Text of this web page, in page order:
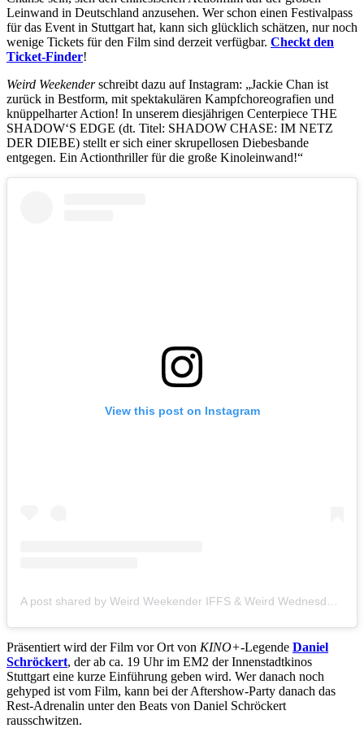
Leinwand in Deutschland anzusehen. Wer schon einen Festivalpass
für das Event in Stuttgart hat, kann sich glücklich schätzen, nur noch
wenige Tickets für den Film sind derzeit verfügbar. Checkt den
Ticket-Finder!
Weird Weekenderschreibt dazu auf Instagram: „Jackie Chan ist
zurück in Bestform, mit spektakulären Kampfchoreografien und
knüppelharter Action! In unserem diesjährigen Centerpiece THE
SHADOW‘S EDGE (dt. Titel: SHADOW CHASE: IM NETZ
DER DIEBE) stellt er sich einer skrupellosen Diebesbande
entgegen. Ein Actionthriller für die große Kinoleinwand!“
View this post on Instagram
A post shared by Weird Weekender IFFS & Weird Wednesday 0711 (@weirdweekender)
Präsentiert wird der Film vor Ort von KINO+-Legende Daniel
Schröckert, der ab ca. 19 Uhr im EM2 der Innenstadtkinos
Stuttgart eine kurze Einführung geben wird. Wer danach noch
gehyped ist vom Film, kann bei der Aftershow-Party danach das
Rest-Adrenalin unter den Beats von Daniel Schröckert
rausschwitzen.